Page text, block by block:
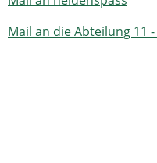
Mail an die Abteilung 11 -